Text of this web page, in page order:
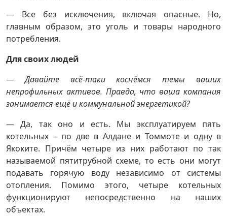
— Все без исключения, включая опасные. Но,
главным образом, это уголь и товары народного
потребления.
Для своих людей
— Давайте всё-таки коснёмся темы ваших
непрофильных активов. Правда, что ваша компания
занимается ещё и коммунальной энергетикой?
— Да, так оно и есть. Мы эксплуатируем пять
котельных – по две в Алдане и Томмоте и одну в
Якоките. Причём четыре из них работают по так
называемой пятитрубной схеме, то есть они могут
подавать горячую воду независимо от системы
отопления. Помимо этого, четыре котельных
функционируют непосредственно на наших
объектах.